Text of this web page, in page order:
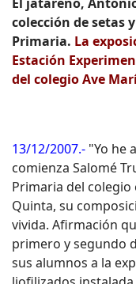
colección de setas
Primaria. La
Estación
del colegio Ave
13/12/2007.- "Yo he
comienza Salomé
Primaria del colegio
Quinta, su
vivida. Afirmación
primero y segundo
sus alumnos a la